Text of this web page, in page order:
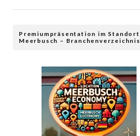
Premiumpräsentation im Standort
Meerbusch – Branchenverzeichnis